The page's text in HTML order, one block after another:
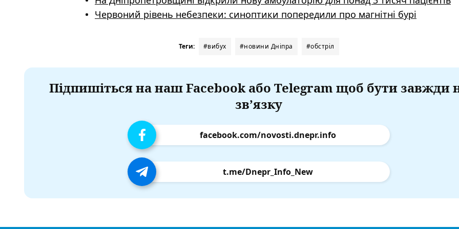
Червоний рівень небезпеки: синоптики попередили про магнітні бурі
Теги: #вибух #новини Дніпра #обстріл
Підпишіться на наш Facebook або Telegram щоб бути завжди
зв’язку
facebook.com/novosti.dnepr.info
t.me/Dnepr_Info_New